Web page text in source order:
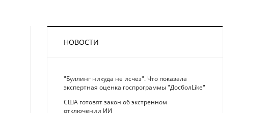
НОВОСТИ
"Буллинг никуда не исчез". Что показала
экспертная оценка госпрограммы "ДосболLike"
США готовят закон об экстренном
отключении ИИ